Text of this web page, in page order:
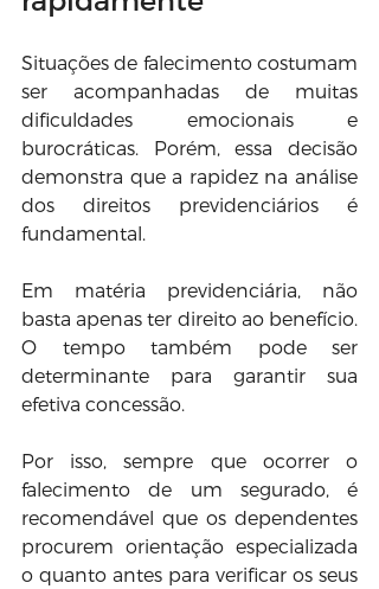
Situações de falecimento costumam
ser acompanhadas de muitas
dificuldades emocionais e
burocráticas. Porém, essa decisão
demonstra que a rapidez na análise
dos direitos previdenciários é
fundamental.
Em matéria previdenciária, não
basta apenas ter direito ao benefício.
O tempo também pode ser
determinante para garantir sua
efetiva concessão.
Por isso, sempre que ocorrer o
falecimento de um segurado, é
recomendável que os dependentes
procurem orientação especializada
o quanto antes para verificar os seus